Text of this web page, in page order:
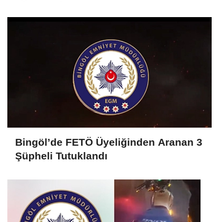
Bingöl’de FETÖ Üyeliğinden Aranan 3
Şüpheli Tutuklandı